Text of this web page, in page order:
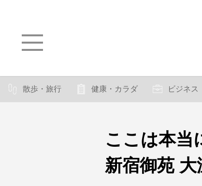
散歩・旅行 健康・カラダ ビジネス
ここは本当
新宿御苑 大